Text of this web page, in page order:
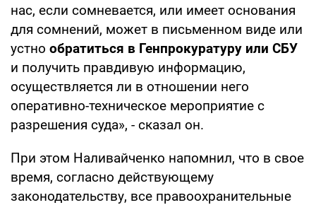
нас, если сомневается, или имеет основания
для сомнений, может в письменном виде или
устно обратиться в Генпрокуратуру или СБУ
и получить правдивую информацию,
осуществляется ли в отношении него
оперативно-техническое мероприятие с
разрешения суда», - сказал он.
При этом Наливайченко напомнил, что в свое
время, согласно действующему
законодательству, все правоохранительные